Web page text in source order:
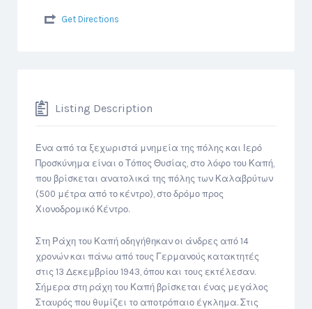
Get Directions
Listing Description
Ένα από τα ξεχωριστά μνημεία της πόλης και Ιερό
Προσκύνημα είναι ο Τόπος Θυσίας, στο λόφο του Καπή,
που βρίσκεται ανατολικά της πόλης των Καλαβρύτων
(500 μέτρα από το κέντρο), στο δρόμο προς
Χιονοδρομικό Κέντρο.
Στη Ράχη του Καπή οδηγήθηκαν οι άνδρες από 14
χρονών και πάνω από τους Γερμανούς κατακτητές
στις 13 Δεκεμβρίου 1943, όπου και τους εκτέλεσαν.
Σήμερα στη ράχη του Καπή βρίσκεται ένας μεγάλος
Σταυρός που θυμίζει το αποτρόπαιο έγκλημα. Στις